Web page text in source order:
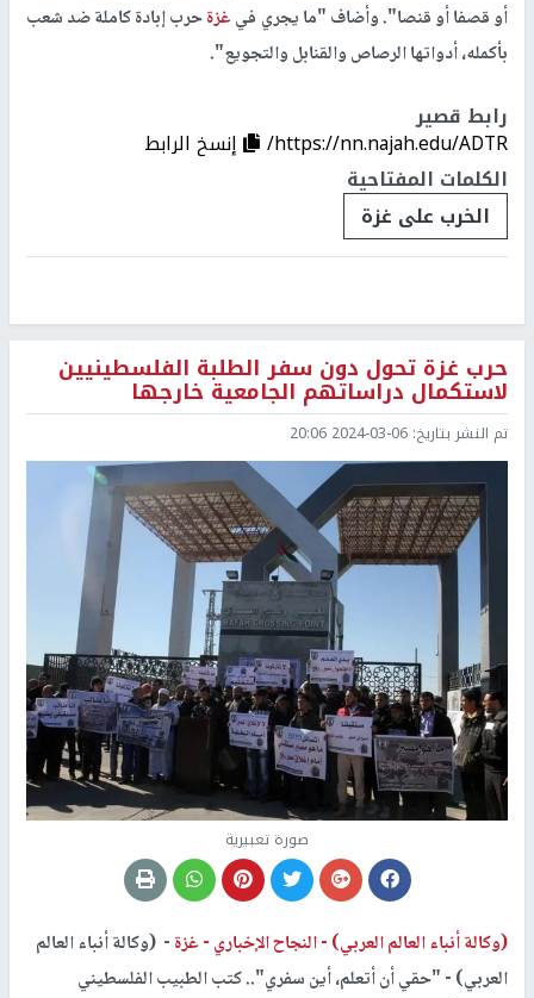
أو قصفا أو قنصا". وأضاف "ما يجري فيغزةحرب إبادة كاملة ضد شعب
بأكمله، أدواتها الرصاص والقنابل والتجويع".
رابط قصير
https://nn.najah.edu/ADTR/
إنسخ الرابط
الكلمات المفتاحية
الخرب على غزة
حرب غزة تحول دون سفر الطلبة الفلسطينيين
لاستكمال دراساتهم الجامعية خارجها
تم النشر بتاريخ: 2024-03-06 20:06
صورة تعبيرية
(وكالة أنباء العالم العربي) -النجاح الإخباري -غزة- (وكالة أنباء العالم
العربي) - "حقي أن أتعلم، أين سفري".. كتب الطبيب الفلسطيني